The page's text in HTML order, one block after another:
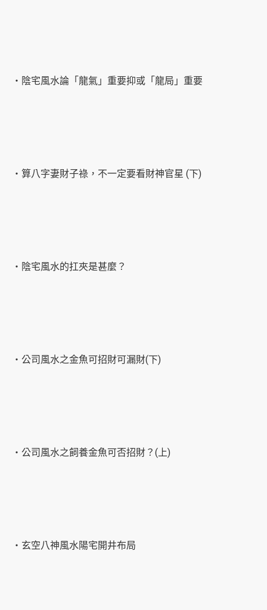
‧陰宅風水論「龍氣」重要抑或「龍局」重要
‧算八字妻財子祿，不一定要看財神官星 (下)
‧陰宅風水的扛夾是甚麼？
‧公司風水之金魚可招財可漏財(下)
‧公司風水之飼養金魚可否招財？(上)
‧玄空八神風水陽宅開井布局